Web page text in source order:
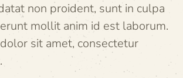
non proident, sunt in culpa
mollit anim id est laborum.
sit amet, consectetur